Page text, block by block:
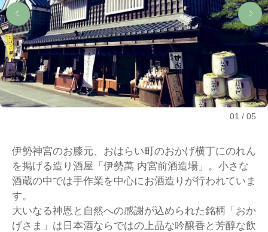
01 05
伊勢神宮のお膝元、おはらい町のおかげ横丁にのれん
を掲げる造り酒屋「伊勢萬 内宮前酒造場」。小さな
酒蔵の中では手作業を中心にお酒造りが行われていま
す。
大いなる神恩と自然への感謝が込められた銘柄「おか
げさま」は日本酒ならではの上品な吟醸香と芳醇な飲